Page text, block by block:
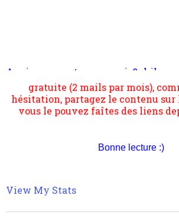
2006 lors du mouvement anti-CPE, a
l'actualité et de l'expérimentation à
s'occupe plus largement de rendre
transformation dans les
suivant la pensée du Dehors ou du
quantique, résolvant la plupart des
multiples facteurs et échelles. Ce
articles pour être apte à un plus
choses.
hésitation, partagez le contenu sur
vous le pouvez faîtes des liens
Bonne lecture :)
View My Stats